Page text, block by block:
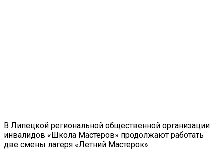
В Липецкой региональной общественной организации
инвалидов «Школа Мастеров» продолжают работать
две смены лагеря «Летний Мастерок».